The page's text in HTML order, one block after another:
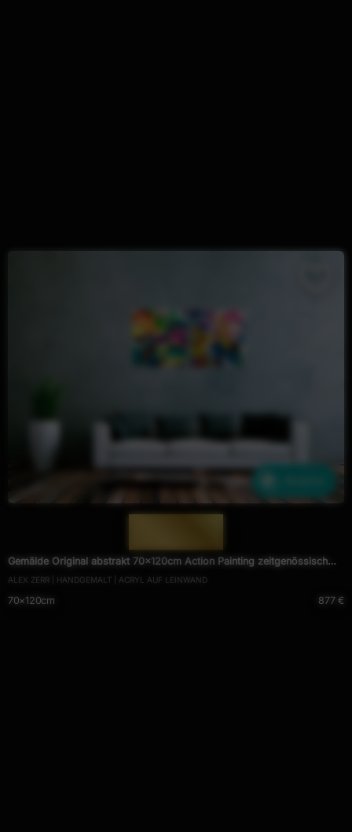
Gemälde Original abstrakt 70x120cm Action Painting zeitgenössisch
auf Leinwand Fluid Painting bunt weiß blau Einzelstück
ALEX ZERR | HANDGEMALT | ACRYL AUF LEINWAND
70×120cm 877 €